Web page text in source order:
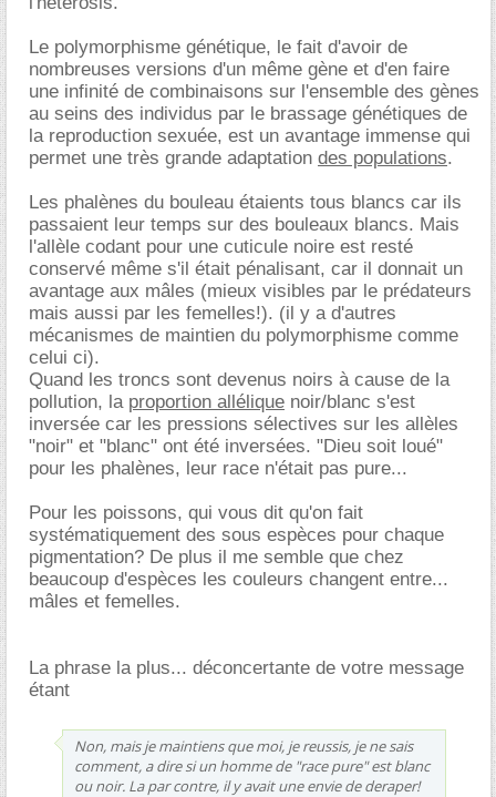
Le polymorphisme génétique, le fait d'avoir de
nombreuses versions d'un même gène et d'en faire
une infinité de combinaisons sur l'ensemble des gènes
au seins des individus par le brassage génétiques de
la reproduction sexuée, est un avantage immense qui
permet une très grande adaptation des populations.
Les phalènes du bouleau étaients tous blancs car ils
passaient leur temps sur des bouleaux blancs. Mais
l'allèle codant pour une cuticule noire est resté
conservé même s'il était pénalisant, car il donnait un
avantage aux mâles (mieux visibles par le prédateurs
mais aussi par les femelles!). (il y a d'autres
mécanismes de maintien du polymorphisme comme
celui ci).
Quand les troncs sont devenus noirs à cause de la
pollution, la proportion allélique noir/blanc s'est
inversée car les pressions sélectives sur les allèles
"noir" et "blanc" ont été inversées. "Dieu soit loué"
pour les phalènes, leur race n'était pas pure...
Pour les poissons, qui vous dit qu'on fait
systématiquement des sous espèces pour chaque
pigmentation? De plus il me semble que chez
beaucoup d'espèces les couleurs changent entre...
mâles et femelles.
La phrase la plus... déconcertante de votre message
étant
Non, mais je maintiens que moi, je reussis, je ne sais
comment, a dire si un homme de "race pure" est blanc
ou noir. La par contre, il y avait une envie de deraper!